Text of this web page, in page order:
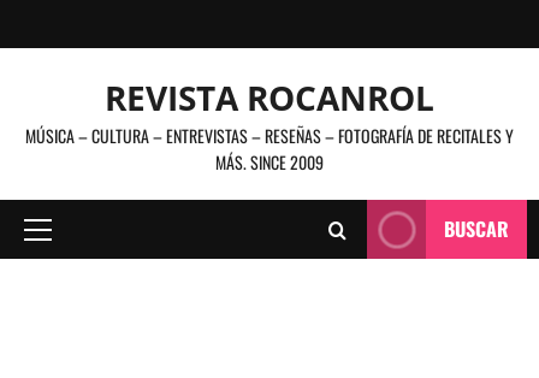
al
REVISTA ROCANROL
MÚSICA – CULTURA – ENTREVISTAS – RESEÑAS – FOTOGRAFÍA DE RECITALES Y
MÁS. SINCE 2009
Menú
BUSCAR